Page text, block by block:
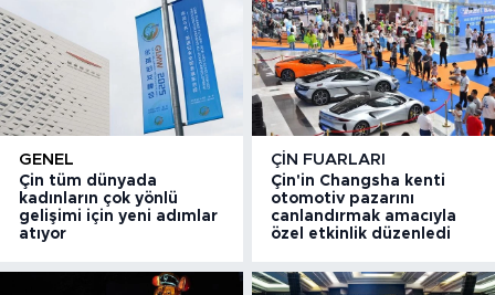
GENEL
Çin tüm dünyada
kadınların çok yönlü
gelişimi için yeni adımlar
atıyor
ÇIN FUARLARI
Çin'in Changsha kenti
otomotiv pazarını
canlandırmak amacıyla
özel etkinlik düzenledi